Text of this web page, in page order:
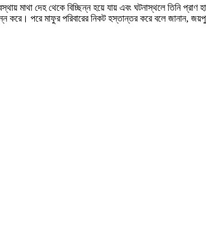
মাথা দেহ থেকে বিচ্ছিন্ন হয়ে যায় এবং ঘটনাস্থলে তিনি প্রাণ
পরে মাফুর পরিবারের নিকট হস্তান্তর করে বলে জানান,